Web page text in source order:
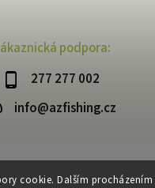
cookie. Dalším
podpora:
277 277 002
info@azfishing.cz